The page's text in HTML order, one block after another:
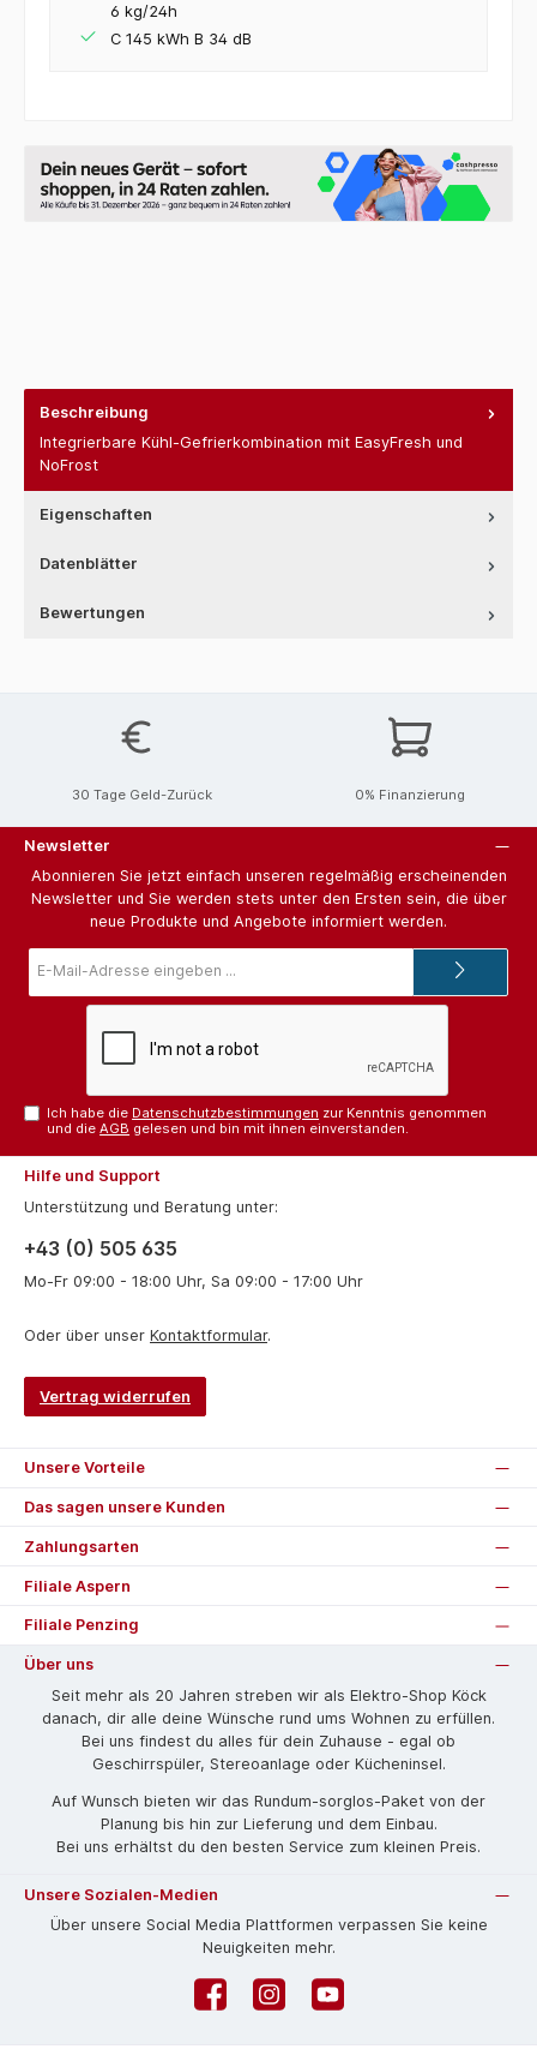
6 kg/24h
C 145 kWh B 34 dB
Beschreibung
Integrierbare Kühl-Gefrierkombination mit EasyFresh und
NoFrost
Eigenschaften
Datenblätter
Bewertungen
30 Tage Geld-Zurück 0% Finanzierung
Newsletter
Abonnieren Sie jetzt einfach unseren regelmäßig erscheinenden
Newsletter und Sie werden stets unter den Ersten sein, die über
neue Produkte und Angebote informiert werden.
Mail-
Ich habe die Datenschutzbestimmungen zur Kenntnis genommen
und dieAGB gelesen und bin mit ihnen einverstanden.
Hilfe und Support
Unterstützung und Beratung unter:
+43 (0) 505 635
Mo-Fr 09:00 - 18:00 Uhr, Sa 09:00 - 17:00 Uhr
Oder über unser Kontaktformular.
Vertrag widerrufen
Unsere Vorteile
Das sagen unsere Kunden
Zahlungsarten
Filiale Aspern
Filiale Penzing
Über uns
Seit mehr als 20 Jahren streben wir als Elektro-Shop Köck
danach, dir alle deine Wünsche rund ums Wohnen zu erfüllen.
Bei uns findest du alles für dein Zuhause - egal ob
Geschirrspüler, Stereoanlage oder Kücheninsel.
Auf Wunsch bieten wir das Rund­um-sorg­los-Pa­ket von der
Planung bis hin zur Lieferung und dem Einbau.
Bei uns erhältst du den besten Service zum kleinen Preis.
Unsere Sozialen-Medien
Über unsere Social Media Plattformen verpassen Sie keine
Neuigkeiten mehr.
FacebookInstagramYouTube